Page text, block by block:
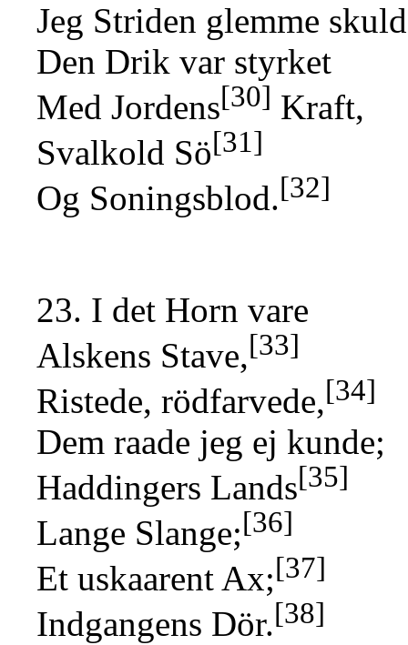
Jeg Striden glemme
Den Drik var styrket
Med Jordens[30] Kraft,
Svalkold Sö[31]
Og Soningsblod.[32]
23. I det Horn vare
Alskens Stave,[33]
Ristede, rödfarvede,[34]
Dem raade jeg ej kunde;
Haddingers Lands[35]
Lange Slange;[36]
Et uskaarent Ax;[37]
Indgangens Dör.[38]